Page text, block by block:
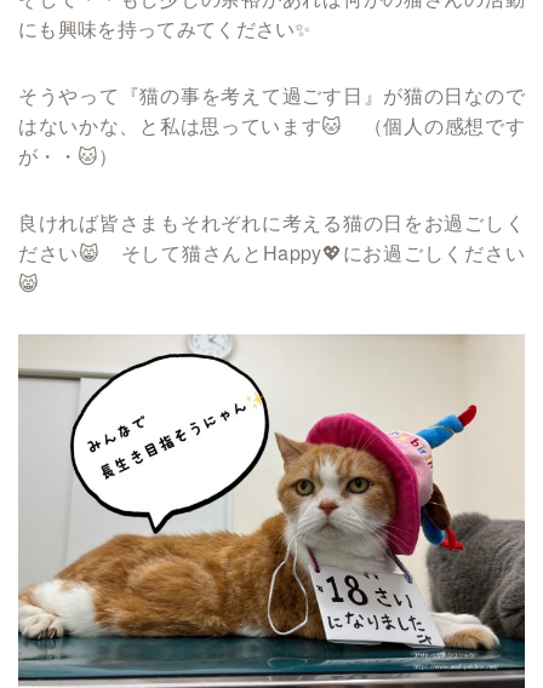
にも興味を持ってみてください✨
そうやって『猫の事を考えて過ごす日』が猫の日なので
はないかな、と私は思っています🐱 （個人の感想です
が・・🐱）
良ければ皆さまもそれぞれに考える猫の日をお過ごしく
ださい😸 そして猫さんとHappy💖にお過ごしください
😸